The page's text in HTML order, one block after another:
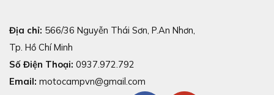
Địa chỉ: 566/36 Nguyễn Thái Sơn, P.An Nhơn,
Tp. Hồ Chí Minh
Số Điện Thoại: 0937.972.792
Email: motocampvn@gmail.com